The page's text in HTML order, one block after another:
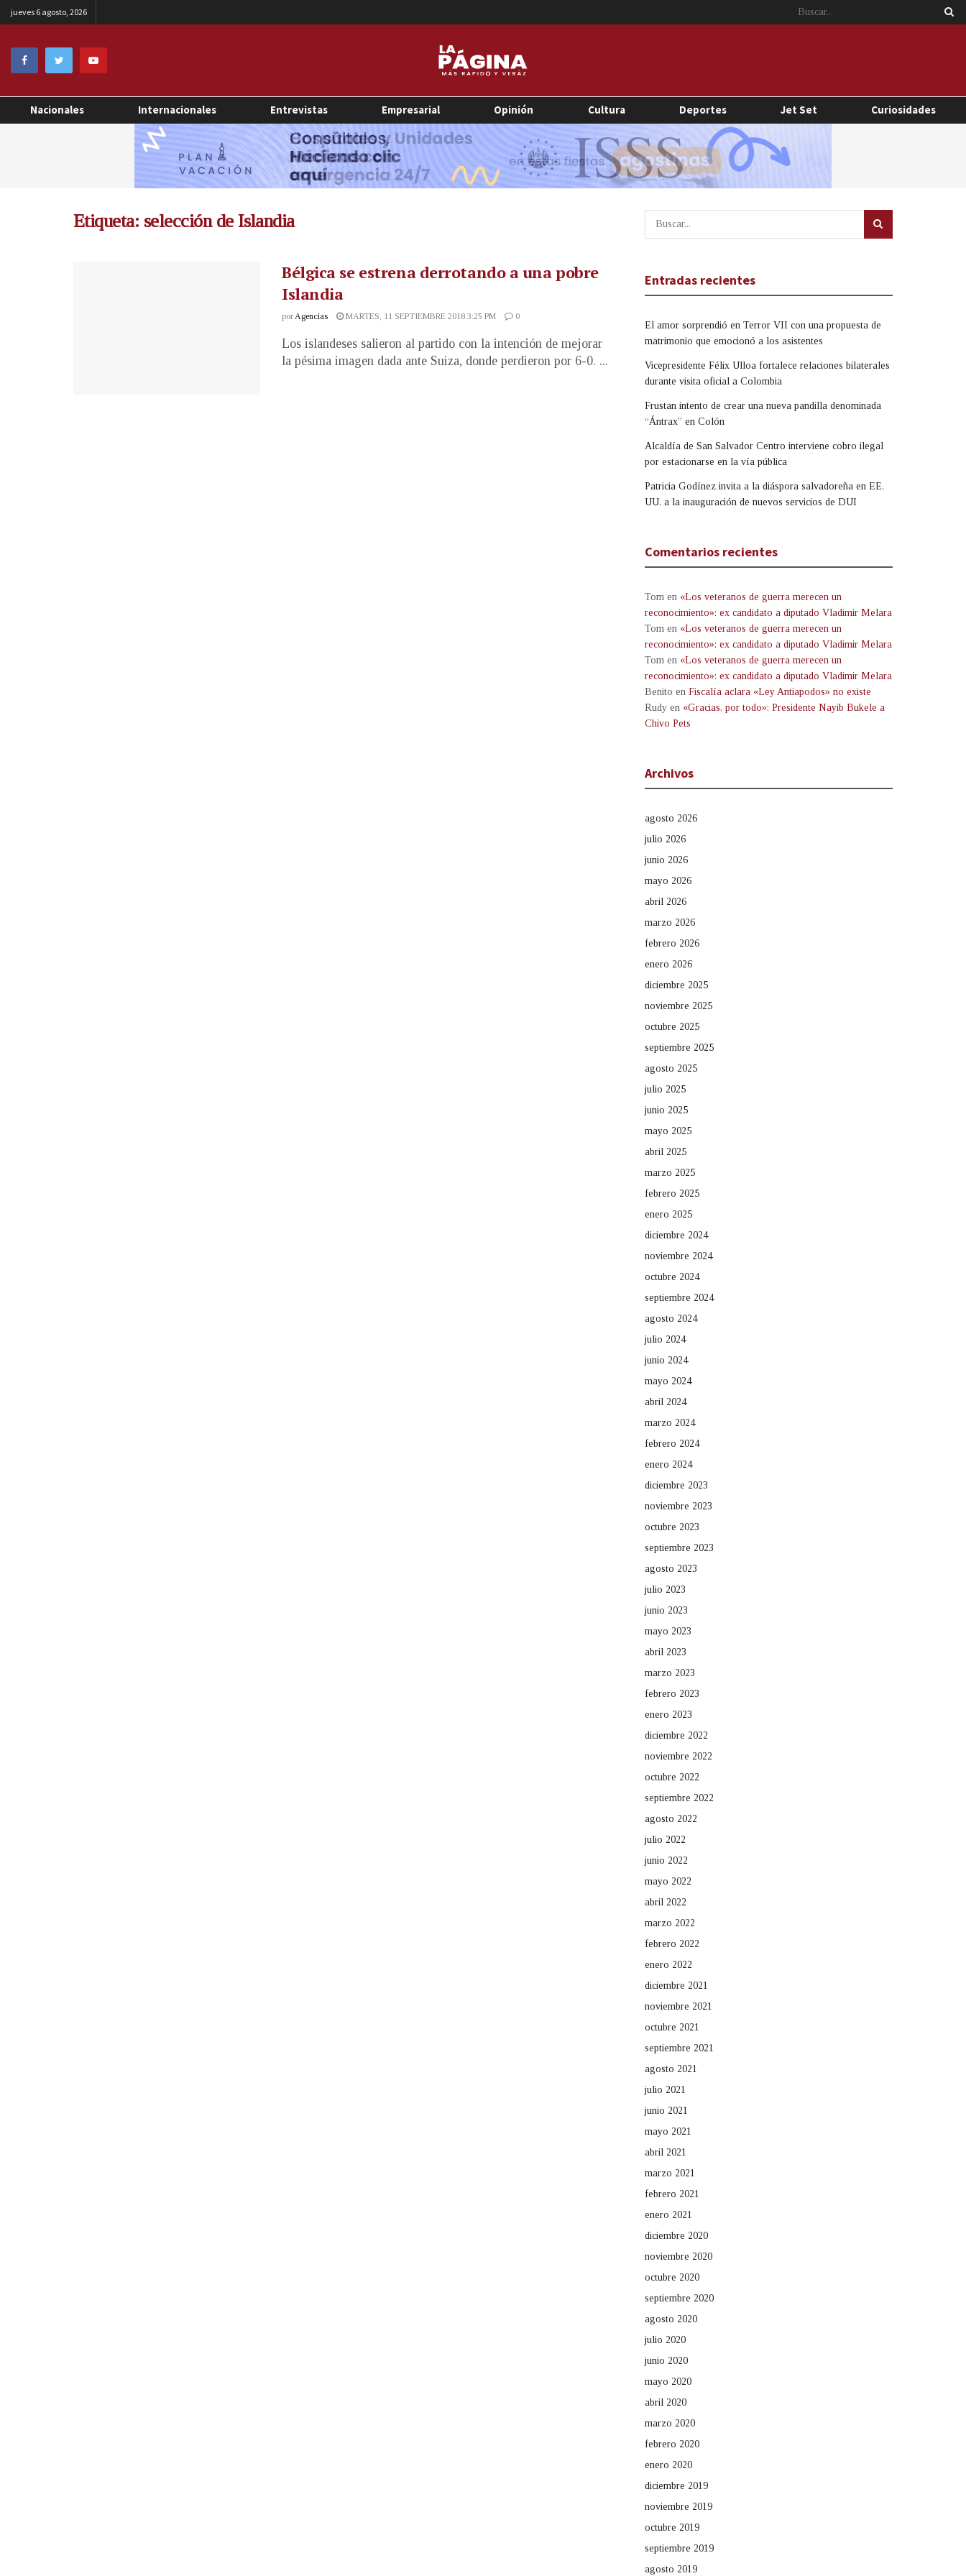
jueves 6 agosto, 2026
Nacionales Internacionales Entrevistas Empresarial Opinión Cultura Deportes Jet Set Curiosidades
Etiqueta: selección de Islandia
Bélgica se estrena derrotando a una pobre
Islandia
porAgencias MARTES, 11 SEPTIEMBRE 2018 3:25 PM 0
Los islandeses salieron al partido con la intención de mejorar
la pésima imagen dada ante Suiza, donde perdieron por 6-0. ...
Entradas recientes
El amor sorprendió en Terror VII con una propuesta de
matrimonio que emocionó a los asistentes
Vicepresidente Félix Ulloa fortalece relaciones bilaterales
durante visita oficial a Colombia
Frustan intento de crear una nueva pandilla denominada
“Ántrax” en Colón
Alcaldía de San Salvador Centro interviene cobro ilegal
por estacionarse en la vía pública
Patricia Godínez invita a la diáspora salvadoreña en EE.
UU. a la inauguración de nuevos servicios de DUI
Comentarios recientes
Tom en «Los veteranos de guerra merecen un
reconocimiento»: ex candidato a diputado Vladimir Melara
Tom en «Los veteranos de guerra merecen un
reconocimiento»: ex candidato a diputado Vladimir Melara
Tom en «Los veteranos de guerra merecen un
reconocimiento»: ex candidato a diputado Vladimir Melara
Benito en Fiscalía aclara «Ley Antiapodos» no existe
Rudy en «Gracias, por todo»: Presidente Nayib Bukele a
Chivo Pets
Archivos
agosto 2026
julio 2026
junio 2026
mayo 2026
abril 2026
marzo 2026
febrero 2026
enero 2026
diciembre 2025
noviembre 2025
octubre 2025
septiembre 2025
agosto 2025
julio 2025
junio 2025
mayo 2025
abril 2025
marzo 2025
febrero 2025
enero 2025
diciembre 2024
noviembre 2024
octubre 2024
septiembre 2024
agosto 2024
julio 2024
junio 2024
mayo 2024
abril 2024
marzo 2024
febrero 2024
enero 2024
diciembre 2023
noviembre 2023
octubre 2023
septiembre 2023
agosto 2023
julio 2023
junio 2023
mayo 2023
abril 2023
marzo 2023
febrero 2023
enero 2023
diciembre 2022
noviembre 2022
octubre 2022
septiembre 2022
agosto 2022
julio 2022
junio 2022
mayo 2022
abril 2022
marzo 2022
febrero 2022
enero 2022
diciembre 2021
noviembre 2021
octubre 2021
septiembre 2021
agosto 2021
julio 2021
junio 2021
mayo 2021
abril 2021
marzo 2021
febrero 2021
enero 2021
diciembre 2020
noviembre 2020
octubre 2020
septiembre 2020
agosto 2020
julio 2020
junio 2020
mayo 2020
abril 2020
marzo 2020
febrero 2020
enero 2020
diciembre 2019
noviembre 2019
octubre 2019
septiembre 2019
agosto 2019